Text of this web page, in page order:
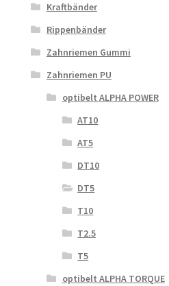
Kraftbänder
Rippenbänder
Zahnriemen Gummi
Zahnriemen PU
optibelt ALPHA POWER
AT10
AT5
DT10
DT5
T10
T2.5
T5
optibelt ALPHA TORQUE